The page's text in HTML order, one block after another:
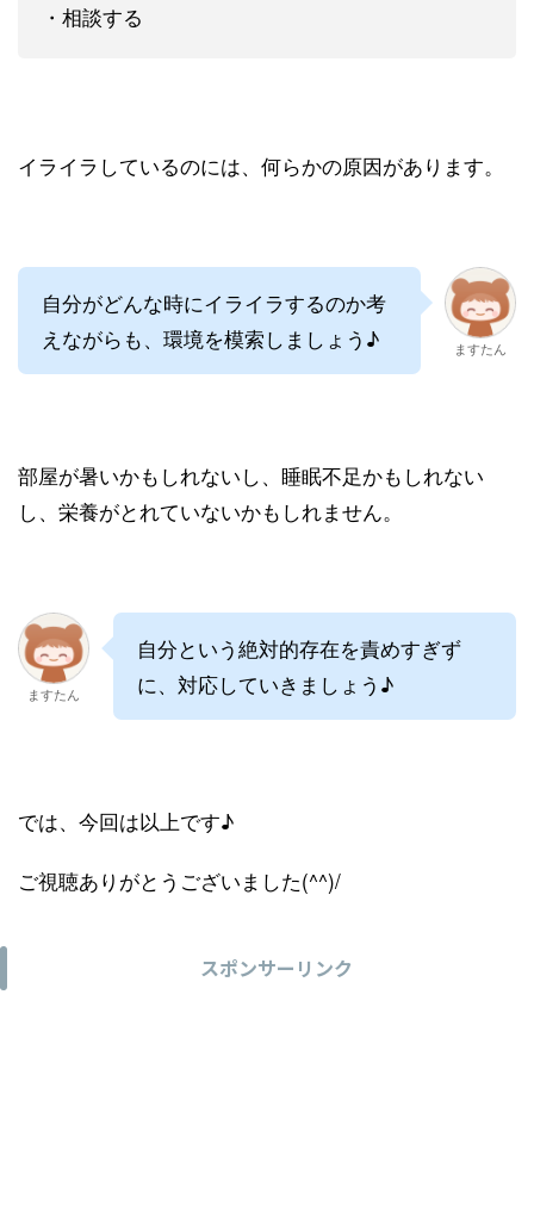
・相談する
イライラしているのには、何らかの原因があります。
自分がどんな時にイライラするのか考
えながらも、環境を模索しましょう♪
ますたん
部屋が暑いかもしれないし、睡眠不足かもしれない
し、栄養がとれていないかもしれません。
ますたん
自分という絶対的存在を責めすぎず
に、対応していきましょう♪
では、今回は以上です♪
ご視聴ありがとうございました(^^)/
スポンサーリンク